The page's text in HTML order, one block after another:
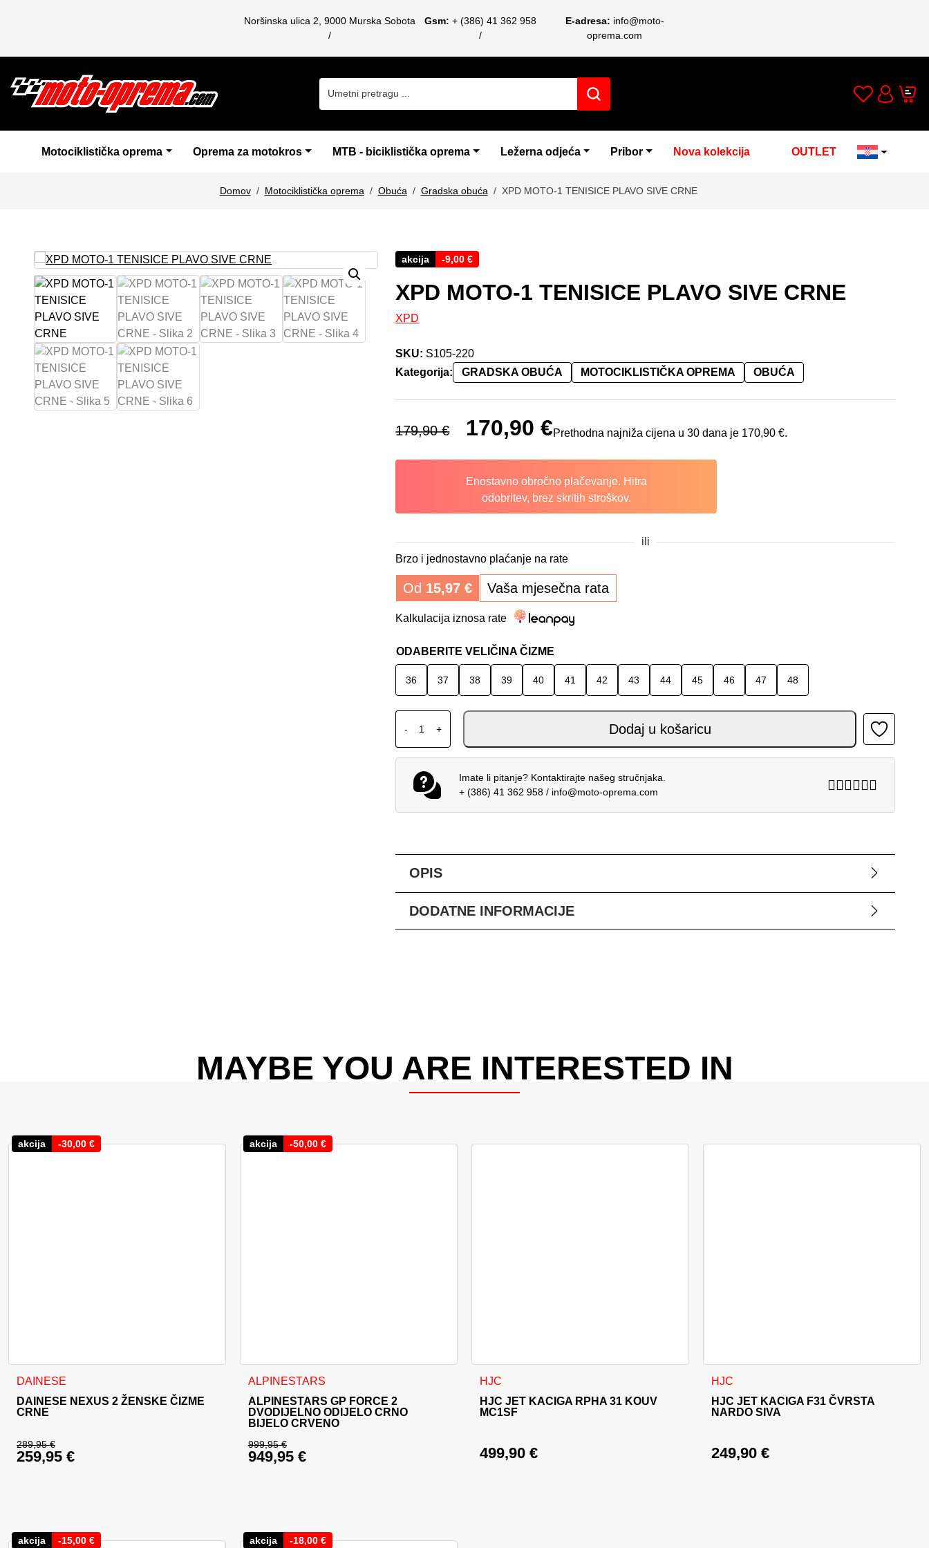
Noršinska ulica 2, 9000 Murska Sobota Gsm: + (386) 41 362 958 E-adresa: info@moto-
oprema.com
Wishlist
Cart
Motociklistička oprema Oprema za motokros MTB - biciklistička oprema Ležerna odjeća Pribor Nova kolekcija OUTLET
Domov Motociklistička oprema Obuća Gradska obuća XPD MOTO-1 TENISICE PLAVO SIVE CRNE
akcija -9,00€
XPD MOTO-1 TENISICE PLAVO SIVE CRNE
XPD
SKU: S105-220
Kategorija:
GRADSKA OBUĆA MOTOCIKLISTIČKA OPREMA OBUĆA
179,90€
Izvorna cijena bila je: 179,90 €.
170,90€Prethodna najniža cijena u 30 dana je 170,90€.
Enostavno obročno plačevanje. Hitra
odobritev, brez skritih stroškov.
ili
Brzo i jednostavno plaćanje na rate
Od 15,97€ Vaša mjesečna rata
Kalkulacija iznosa rate
ODABERITE VELIČINA ČIZME
36 37 38 39 40 41 42 43 44 45 46 47 48
-
XPD MOTO-1 TENISICE PLAVO SIVE CRNE količina
+ Dodaj u košaricu
Imate li pitanje? Kontaktirajte našeg stručnjaka.
+ (386) 41 362 958 / info@moto-oprema.com
OPIS
DODATNE INFORMACIJE
MAYBE YOU ARE INTERESTED IN
akcija -30,00 €
DAINESE
DAINESE NEXUS 2 ŽENSKE ČIZME
CRNE
289,95€
Izvorna cijena bila je: 289,95 €.
259,95 €
Ovaj proizvod ima više varijanti. Opcije se mogu odabrati na stranici proizvoda
akcija -50,00 €
ALPINESTARS
ALPINESTARS GP FORCE 2
DVODIJELNO ODIJELO CRNO
BIJELO CRVENO
999,95€
Izvorna cijena bila je: 999,95 €.
949,95 €
Ovaj proizvod ima više varijanti. Opcije se mogu odabrati na stranici proizvoda
HJC
HJC JET KACIGA RPHA 31 KOUV
MC1SF
499,90 €
Ovaj proizvod ima više varijanti. Opcije se mogu odabrati na stranici proizvoda
HJC
HJC JET KACIGA F31 ČVRSTA
NARDO SIVA
249,90 €
Ovaj proizvod ima više varijanti. Opcije se
akcija -15,00 € akcija -18,00 €